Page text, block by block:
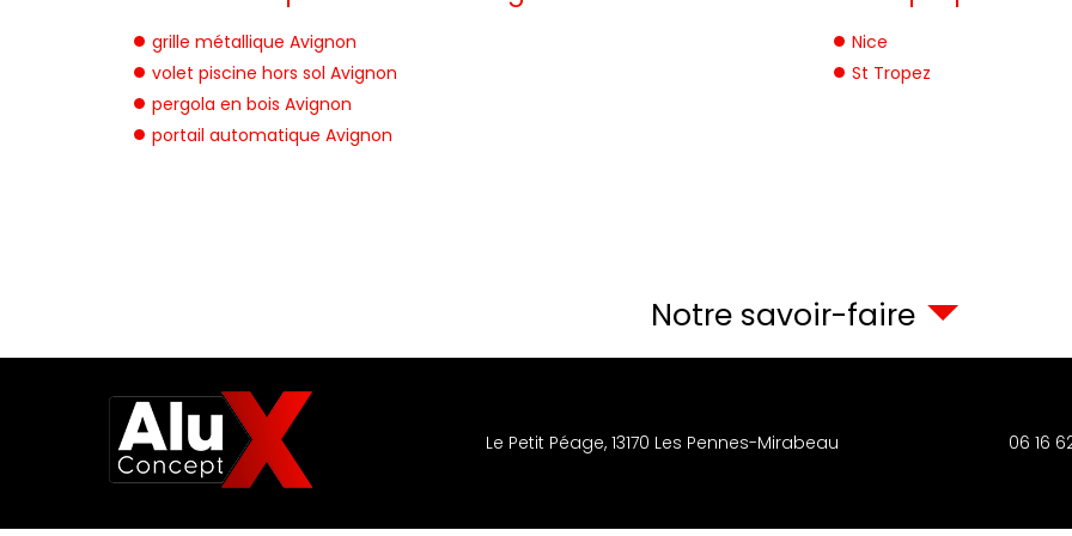
grille métallique Avignon
volet piscine hors sol Avignon
pergola en bois Avignon
portail automatique Avignon
Nice
St Tropez
Notre savoir-faire
Le Petit Péage, 13170 Les Pennes-Mirabeau 06 16